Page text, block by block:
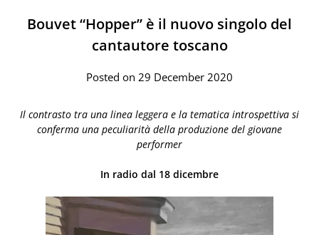
Bouvet “Hopper” è il nuovo singolo del
cantautore toscano
Posted on 29 December 2020
Il contrasto tra una linea leggera e la tematica introspettiva si
conferma una peculiarità della produzione del giovane
performer
In radio dal 18 dicembre